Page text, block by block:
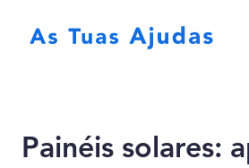
Painéis solares: